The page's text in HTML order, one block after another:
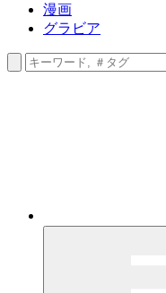
漫画
グラビア